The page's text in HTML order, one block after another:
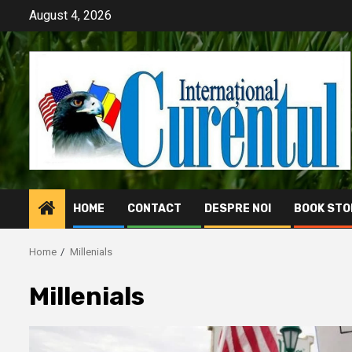
content
August 4, 2026
HOME CONTACT DESPRE NOI BOOK
Home Millenials
Millenials